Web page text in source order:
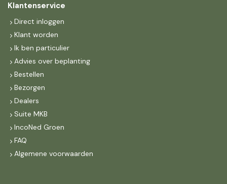
Klantenservice
Direct inloggen
Klant worden
Ik ben particulier
Advies over beplanting
Bestellen
Bezorgen
Dealers
Suite MKB
IncoNed Groen
FAQ
Algemene voorwaarden